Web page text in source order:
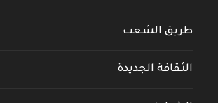
طريق الشعب
الثقافة الجديدة